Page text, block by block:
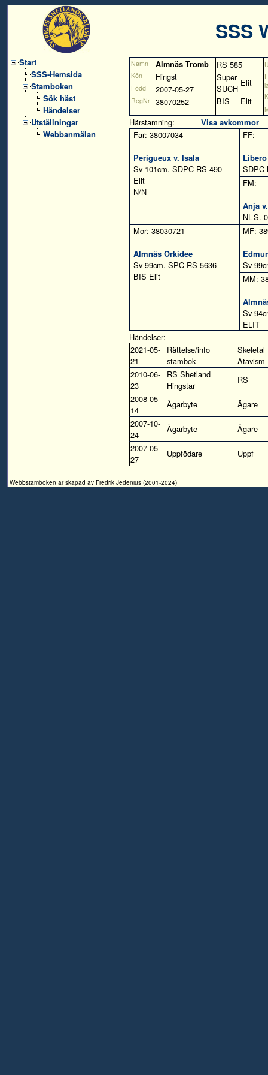
SSS
Start
SSS-Hemsida
Stamboken
Sök häst
Händelser
Utställningar
Webbanmälan
Namn Almnäs Tromb
Kön Hingst
Född 2007-05-27
RegNr 38070252
RS 585
Super
SUCH
Elit
BIS
Elit
Härstamning:
Visa avkommor
Far: 38007034
Perigueux v. Isala
Sv 101cm. SDPC RS 490
Elit
N/N
FF:
SDPC
FM:
Anja
NL-S.
Mor: 38030721
Almnäs Orkidee
Sv 99cm. SPC RS 5636
BIS Elit
MF:
Sv
MM:
Sv
ELIT
Händelser:
2021-05-
21
Rättelse/info
stambok
Skeletal
Atavism
2010-06-
23
RS Shetland
Hingstar
RS
2008-05-
14
Ägarbyte
Ägare
2007-10-
24
Ägarbyte
Ägare
2007-05-
27
Uppfödare Uppf
Webbstamboken är skapad av Fredrik Jedenius (2001-2024)